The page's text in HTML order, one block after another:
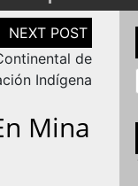
de
Indígena
Mina